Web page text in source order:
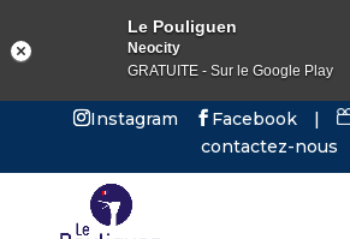
Instagram Facebook |
contactez-nous
Le Pouliguen
Neocity
GRATUITE - Sur le Google Play